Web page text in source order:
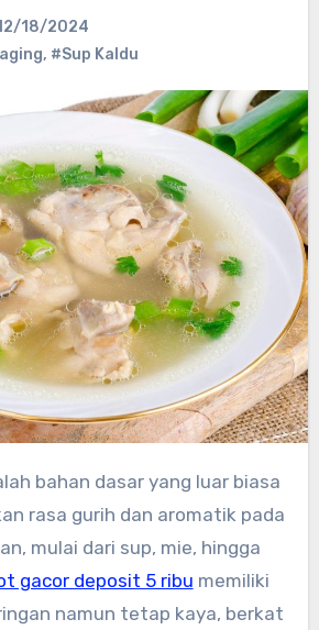
18/2024
, #Sup Kaldu
rasa gurih dan aromatik pada
mulai dari sup, mie, hingga
gacor deposit 5 ribu memiliki
namun tetap kaya, berkat